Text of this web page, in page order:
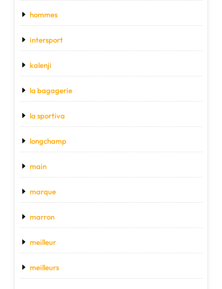
hommes
intersport
kalenji
la bagagerie
la sportiva
longchamp
main
marque
marron
meilleur
meilleurs